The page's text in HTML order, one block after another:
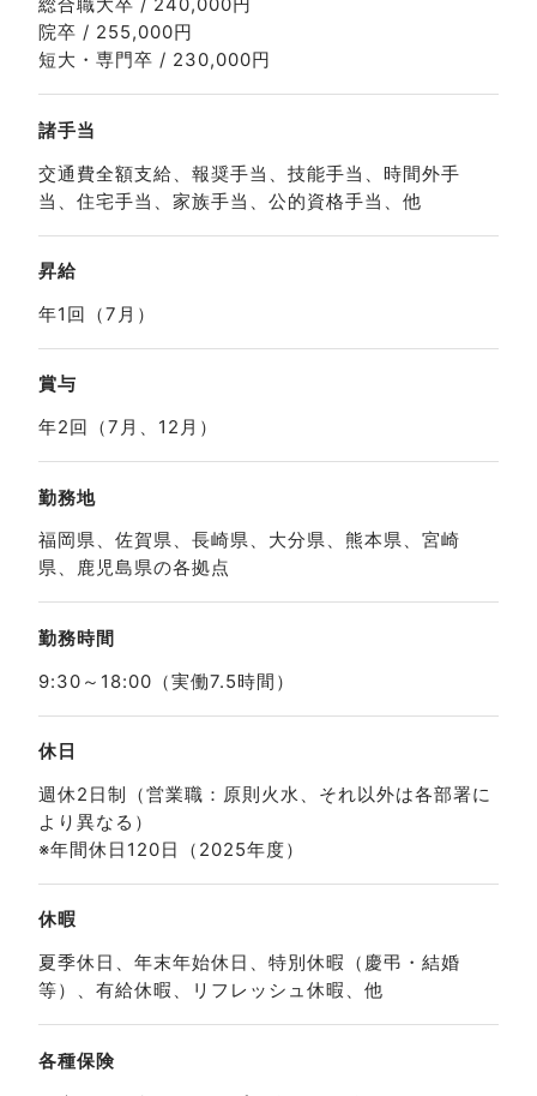
総合職大卒 / 240,000円
院卒 / 255,000円
短大・専門卒 / 230,000円
諸手当
交通費全額支給、報奨手当、技能手当、時間外手
当、住宅手当、家族手当、公的資格手当、他
昇給
年1回（7月）
賞与
年2回（7月、12月）
勤務地
福岡県、佐賀県、長崎県、大分県、熊本県、宮崎
県、鹿児島県の各拠点
勤務時間
9:30～18:00（実働7.5時間）
休日
週休2日制（営業職：原則火水、それ以外は各部署に
より異なる）
※年間休日120日（2025年度）
休暇
夏季休日、年末年始休日、特別休暇（慶弔・結婚
等）、有給休暇、リフレッシュ休暇、他
各種保険